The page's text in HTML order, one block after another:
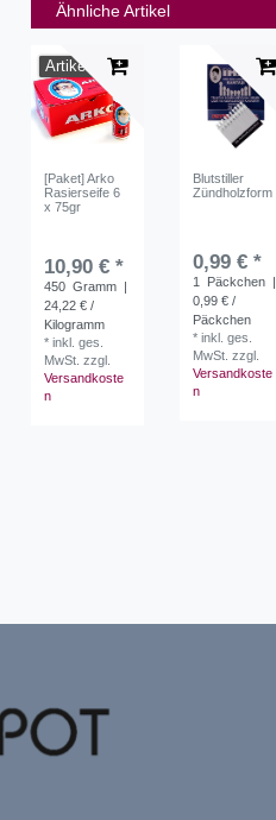
Ähnliche Artikel
Artikelpaket
[Paket] Arko
Rasierseife 6
x 75gr
10,90 € *
450 Gramm |
24,22 € /
Kilogramm
*inkl. ges.
MwSt. zzgl.
Versandkoste
n
Blutstiller
Zündholzform
0,99 € *
1 Päckchen |
0,99 € /
Päckchen
*inkl. ges.
MwSt. zzgl.
Versandkoste
n